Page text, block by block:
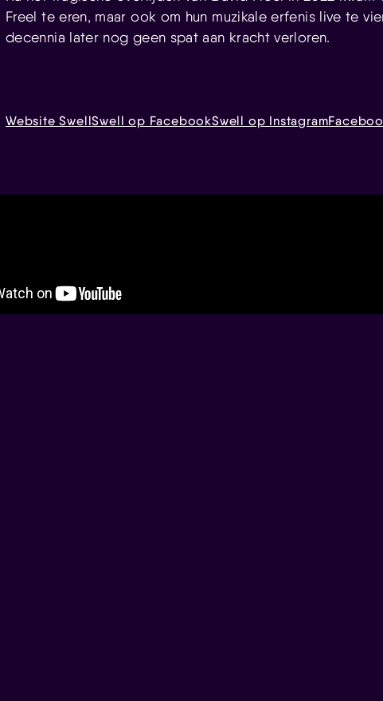
Freel te eren, maar ook om hun muzikale erfenis live te
decennia later nog geen spat aan kracht verloren.
Website SwellSwell op FacebookSwell op Instagram